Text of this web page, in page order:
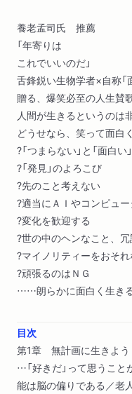
養老孟司氏 推薦
「年寄りは
これでいいのだ」
舌鋒鋭い生物学者×自称
贈る、爆笑必至の人生賛
人間が生きるというのは
どうせなら、笑って面白
?「つまらない」と「面白い
?「発見」のよろこび
?先のこと考えない
?適当にＡＩやコンピュ
?変化を歓迎する
?世の中のヘンなこと、
?マイノリティーをおそ
?頑張るのはＮＧ
……朗らかに面白く生きる
目次
第1章 無計画に生きよう
…「好きだ」って思うこ
能は脳の偏りである／老